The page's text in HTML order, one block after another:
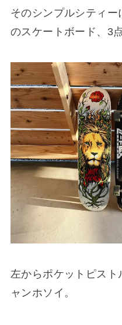
そのシンプルシティー
のスケートボード、3点
左からポケットピス
ャンホソイ。